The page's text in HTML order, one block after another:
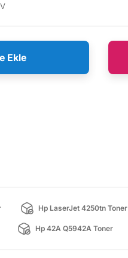
Ekle
Hp LaserJet 4250tn Toner
Hp 42A Q5942A Toner